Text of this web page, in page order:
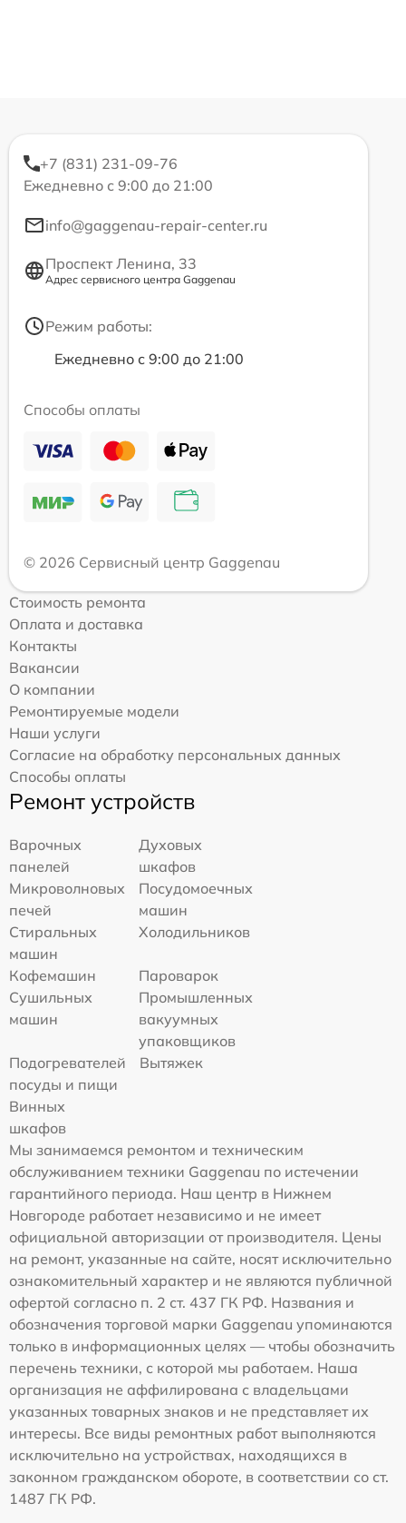
+7 (831) 231-09-76
Ежедневно с 9:00 до 21:00
info@gaggenau-repair-center.ru
Проспект Ленина, 33
Адрес сервисного центра Gaggenau
Режим работы:
Ежедневно с 9:00 до 21:00
Способы оплаты
© 2026 Сервисный центр Gaggenau
Стоимость ремонта
Оплата и доставка
Контакты
Вакансии
О компании
Ремонтируемые модели
Наши услуги
Согласие на обработку персональных данных
Способы оплаты
Ремонт устройств
Варочных
панелей
Духовых
шкафов
Микроволновых
печей
Посудомоечных
машин
Стиральных
машин
Холодильников
Кофемашин
Пароварок
Сушильных
машин
Промышленных
вакуумных
упаковщиков
Подогревателей
посуды и пищи
Вытяжек
Винных
шкафов
Мы занимаемся ремонтом и техническим
обслуживанием техники Gaggenau по истечении
гарантийного периода. Наш центр в Нижнем
Новгороде работает независимо и не имеет
официальной авторизации от производителя. Цены
на ремонт, указанные на сайте, носят исключительно
ознакомительный характер и не являются публичной
офертой согласно п. 2 ст. 437 ГК РФ. Названия и
обозначения торговой марки Gaggenau упоминаются
только в информационных целях — чтобы обозначить
перечень техники, с которой мы работаем. Наша
организация не аффилирована с владельцами
указанных товарных знаков и не представляет их
интересы. Все виды ремонтных работ выполняются
исключительно на устройствах, находящихся в
законном гражданском обороте, в соответствии со ст.
1487 ГК РФ.